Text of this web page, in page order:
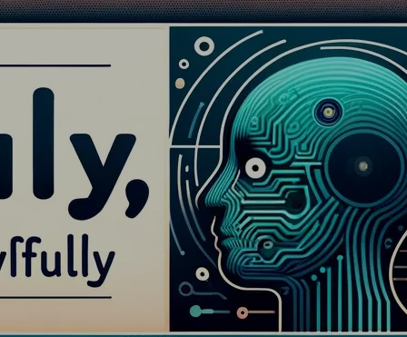
Tagi Kategorie Linki O nas 🇵🇱 Polski